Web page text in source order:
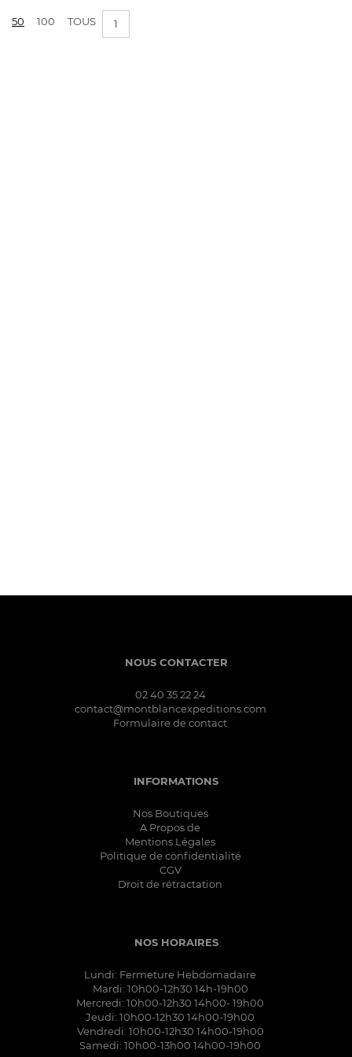
50 100 TOUS 1
NOUS CONTACTER
02 40 35 22 24
contact@montblancexpeditions.com
Formulaire de contact
INFORMATIONS
Nos Boutiques
A Propos de
Mentions Légales
Politique de confidentialité
CGV
Droit de rétractation
NOS HORAIRES
Lundi: Fermeture Hebdomadaire
Mardi: 10h00-12h30 14h-19h00
Mercredi: 10h00-12h30 14h00- 19h00
Jeudi: 10h00-12h30 14h00-19h00
Vendredi: 10h00-12h30 14h00-19h00
Samedi: 10h00-13h00 14h00-19h00